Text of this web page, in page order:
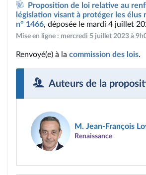
Proposition de loi relative au
législation visant à protéger les élus
n° 1466, déposée le mardi 4 juillet
Mise en ligne : mercredi 5 juillet 2023 à
Renvoyé(e) à la commission des lois.
Auteurs de la
M. Jean-François
Renaissance